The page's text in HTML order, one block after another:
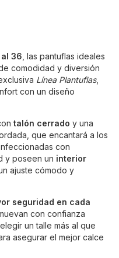
36 , las pantuflas ideales
comodidad y diversión
Línea Plantuflas,
con un diseño
talón cerrado y una
que encantará a los
con
y poseen un interior
ajuste cómodo y
seguridad en cada
con confianza
un talle más al que
asegurar el mejor calce